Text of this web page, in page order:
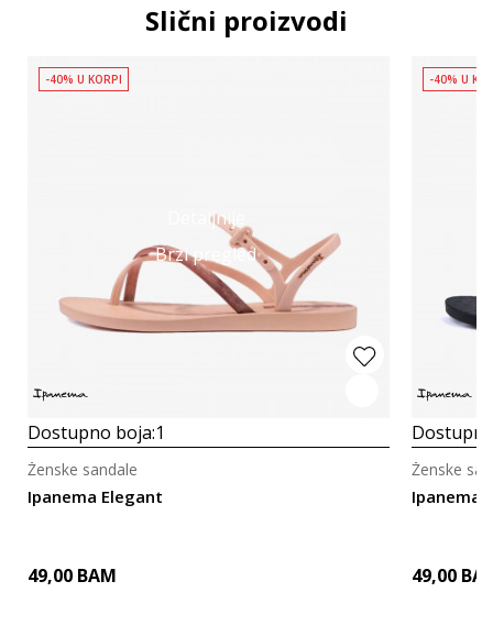
Slični proizvodi
Detaljnije
Brzi pregled
-40% U KORPI
Dostupno boja:1
Ipanema Elegant
Ženske sandale
49,00 BAM
-40% U
Ipanema
Ženske
49,00